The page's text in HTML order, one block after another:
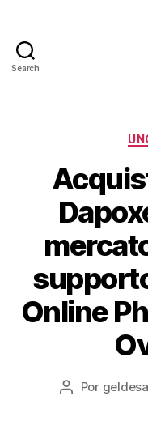
Search
Online
Autor
Por